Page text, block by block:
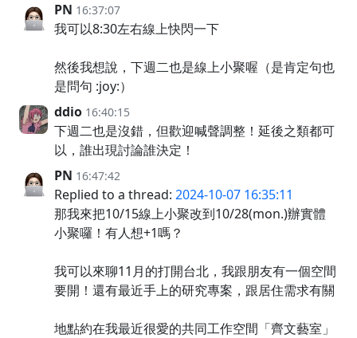
PN 16:37:07
我可以8:30左右線上快閃一下
然後我想說，下週二也是線上小聚喔（是肯定句也
是問句 :joy:）
ddio 16:40:15
下週二也是沒錯，但歡迎喊聲調整！延後之類都可
以，誰出現討論誰決定！
PN 16:47:42
Replied to a thread: 2024-10-07 16:35:11
那我來把10/15線上小聚改到10/28(mon.)辦實體
小聚囉！有人想+1嗎？
我可以來聊11月的打開台北，我跟朋友有一個空間
要開！還有最近手上的研究專案，跟居住需求有關
地點約在我最近很愛的共同工作空間「齊文藝室」